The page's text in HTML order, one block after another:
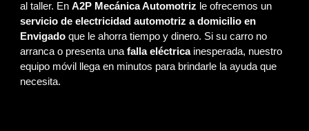
al taller. EnA2P Mecánica Automotriz le ofrecemos un
servicio de electricidad automotriz a domicilio en
Envigado que le ahorra tiempo y dinero. Si su carro no
arranca o presenta unafalla eléctricainesperada, nuestro
equipo móvil llega en minutos para brindarle la ayuda que
necesita.